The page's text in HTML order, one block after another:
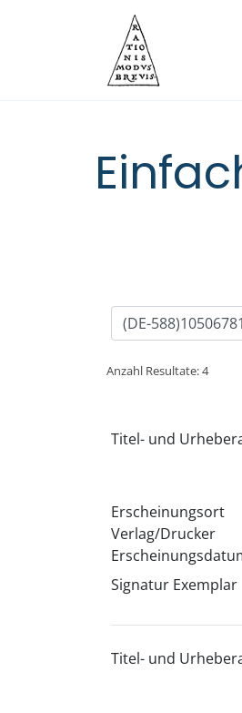
Anzahl Resultate: 4
Titel- und
Erscheinungsort
Verlag/Drucker
Signatur Exemplar
Titel- und